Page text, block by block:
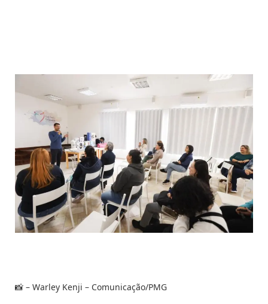
📸 – Warley Kenji – Comunicação/PMG